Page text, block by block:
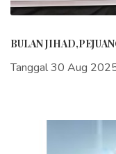
BULAN
Tanggal 30 Aug